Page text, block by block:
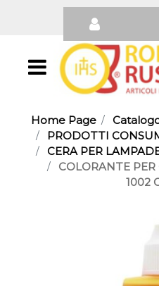
Open
Home Page
PRODOTTI
CERA PER
COLORANTE
1002